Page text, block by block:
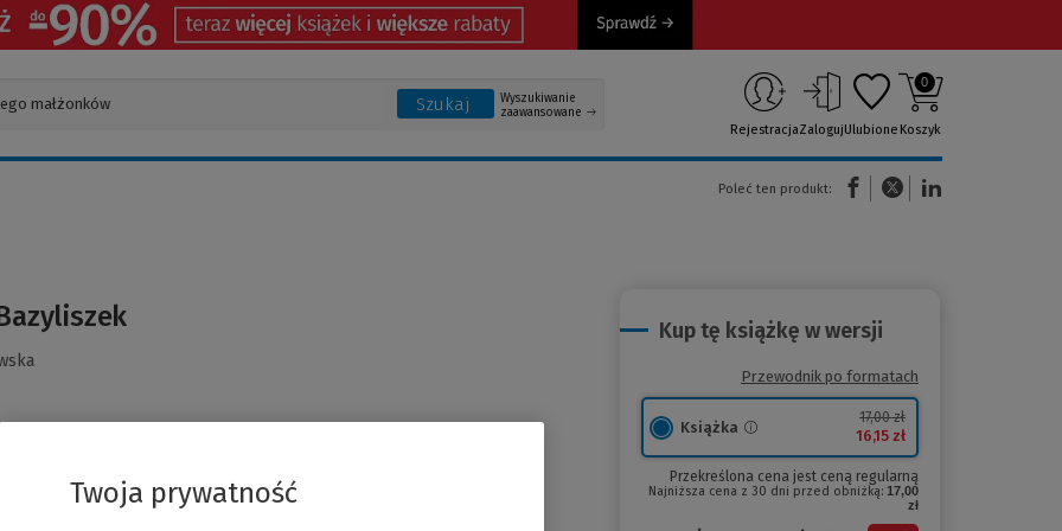
Szukaj
Wyszukiwanie
zaawansowane
RejestracjaZalogujUlubione
0
Koszyk
Poleć ten produkt:
(Nowe okno)(Link do innej strony)
Kup tę książkę w wersji
Przewodnik po formatach
Książka
17,00 zł
16,15 zł
Przekreślona cena jest ceną regularną
Najniższa cena z 30 dni przed obniżką: 17,00
zł
Twoja prywatność